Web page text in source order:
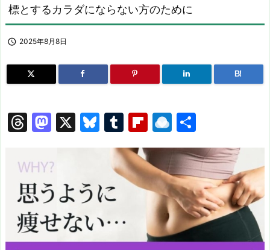
標とするカラダにならない方のために
 2025年8月8日
B!
T
e
a
d
s
M
st
o
d
o
n
X
Bl
s
k
y
T
m
bl
Fl
b
o
ar
d
R
n
dr
o
p.
io